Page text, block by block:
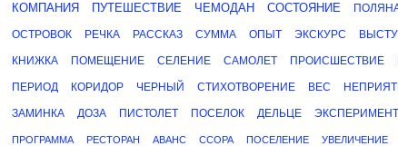
КОМПАНИЯ
ПУТЕШЕСТВИЕ ЧЕМОДАН СОСТОЯНИЕ
ОСТРОВОК РЕЧКА РАССКАЗ СУММА ОПЫТ ЭКСКУРС
КНИЖКА ПОМЕЩЕНИЕ СЕЛЕНИЕ САМОЛЕТ ПРОИСШЕСТВИЕ
ПЕРИОД КОРИДОР ЧЕРНЫЙ СТИХОТВОРЕНИЕ ВЕС
ЗАМИНКА ДОЗА ПИСТОЛЕТ ПОСЕЛОК ДЕЛЬЦЕ ЭКСПЕРИМЕНТ
ПРОГРАММА РЕСТОРАН АВАНС ССОРА ПОСЕЛЕНИЕ УВЕЛИЧЕНИЕ